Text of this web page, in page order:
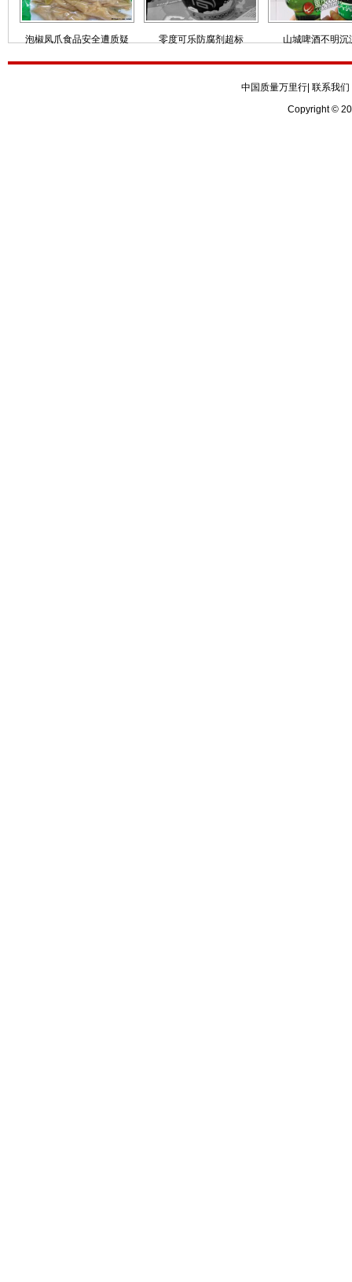
泡椒凤爪食品安全遭质疑 零度可乐防腐剂超标 山城啤酒不明沉
中国质量万里行 联系我们
Copyright ©